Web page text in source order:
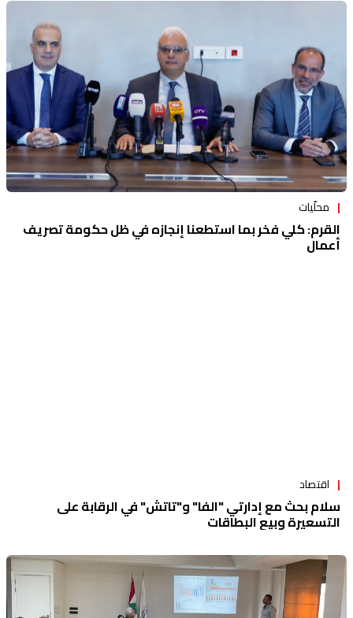
محلّيات
القرم: كلي فخر بما استطعنا إنجازه في ظل حكومة تصريف
أعمال
اقتصاد
سلام بحث مع إدارتي "الفا" و"تاتش" في الرقابة على
التسعيرة وبيع البطاقات